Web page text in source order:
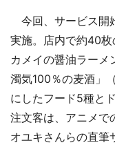
今回、サービス開
実施。店内で約40枚
カメイの醤油ラー
濁気100％の麦酒」
にしたフード5種と
注文客は、アニメで
オユキさんらの直筆